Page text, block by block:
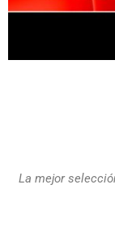
La mejor